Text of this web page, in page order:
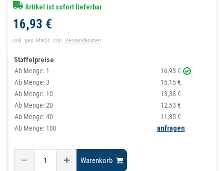
Artikel ist sofort lieferbar
16,93 €
inkl. ges. MwSt. zzgl.Versandkosten
Staffelpreise
Ab Menge: 1
16,93 €
Ab Menge:3
15,15 €
Ab Menge: 10
13,38 €
Ab Menge:20
12,53 €
Ab Menge:40
11,85 €
Ab Menge: 100
anfragen
Warenkorb